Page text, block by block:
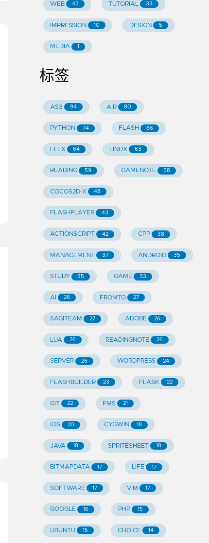
WEB 43 TUTORIAL 33
IMPRESSION 10 DESIGN 5
MEDIA 1
标签
AS3 94 AIR 80
PYTHON 74 FLASH 66
FLEX 64 LINUX 63
READING 59 GAMENOTE 58
COCOS2D-X 48
FLASHPLAYER 43
ACTIONSCRIPT 42 CPP 38
MANAGEMENT 37 ANDROID 35
STUDY 35 GAME 33
AI 28 FROMTO 27
SAGITEAM 27 ADOBE 26
LUA 26 READINGNOTE 26
SERVER 26 WORDPRESS 24
FLASHBUILDER 23 FLASK 22
GIT 22 FMS 21
IOS 20 CYGWIN 18
JAVA 18 SPRITESHEET 18
BITMAPDATA 17 LIFE 17
SOFTWARE 17 VIM 17
GOOGLE 16 PHP 15
UBUNTU 15 CHOICE 14